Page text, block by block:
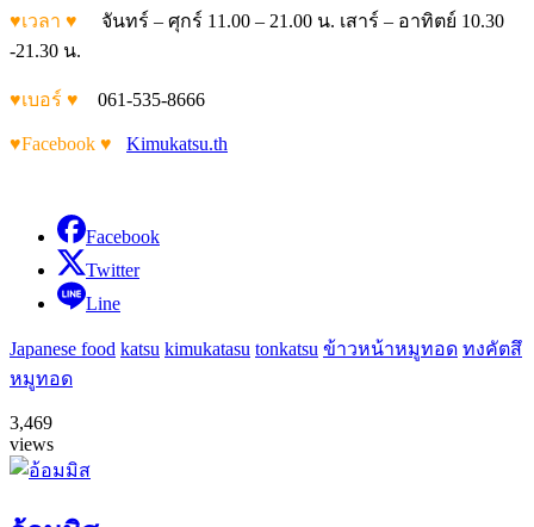
♥เวลา ♥ จันทร์ – ศุกร์ 11.00 – 21.00 น. เสาร์ – อาทิตย์ 10.30
-21.30 น.
♥เบอร์ ♥ 061-535-8666
♥Facebook ♥ Kimukatsu.th
Facebook
Twitter
Line
Japanese food katsu kimukatasu tonkatsu ข้าวหน้าหมูทอด ทงคัตสึ
หมูทอด
3,469
views